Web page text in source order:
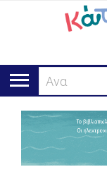
Αναζήτη